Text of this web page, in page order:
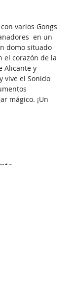
varios Gongs
en un
domo situado
el corazón de la
Alicante y
vive el Sonido
mágico. ¡Un